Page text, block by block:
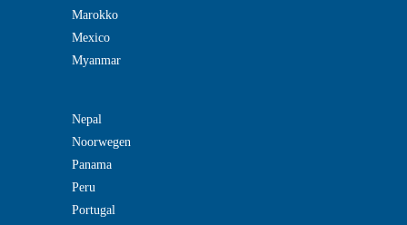
Marokko
Mexico
Myanmar
Nepal
Noorwegen
Panama
Peru
Portugal